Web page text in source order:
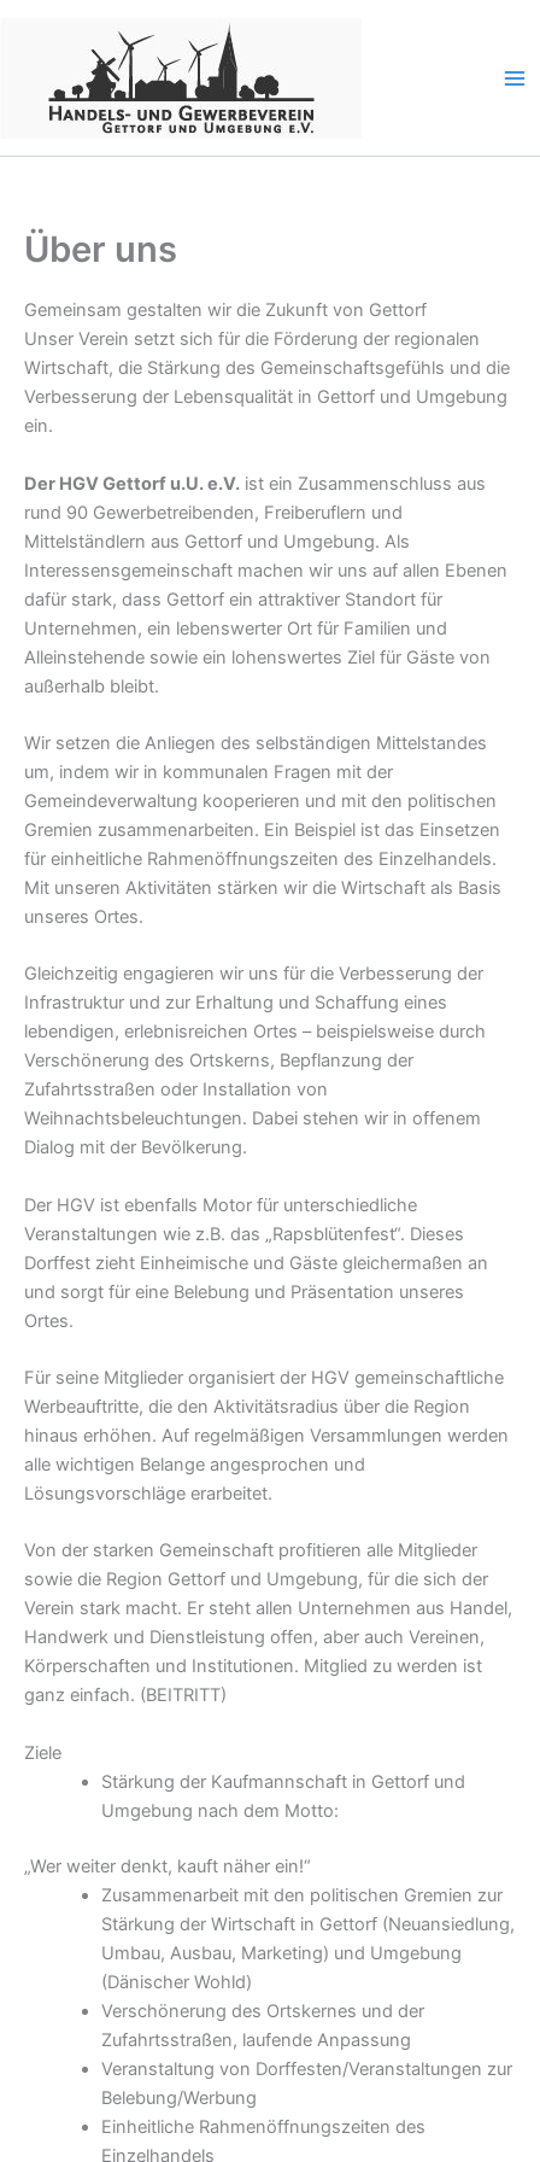
Über uns
Gemeinsam gestalten wir die Zukunft von Gettorf
Unser Verein setzt sich für die Förderung der regionalen
Wirtschaft, die Stärkung des Gemeinschaftsgefühls und die
Verbesserung der Lebensqualität in Gettorf und Umgebung
ein.
Der HGV Gettorf u.U. e.V. ist ein Zusammenschluss aus
rund 90 Gewerbetreibenden, Freiberuflern und
Mittelständlern aus Gettorf und Umgebung. Als
Interessensgemeinschaft machen wir uns auf allen Ebenen
dafür stark, dass Gettorf ein attraktiver Standort für
Unternehmen, ein lebenswerter Ort für Familien und
Alleinstehende sowie ein lohenswertes Ziel für Gäste von
außerhalb bleibt.
Wir setzen die Anliegen des selbständigen Mittelstandes
um, indem wir in kommunalen Fragen mit der
Gemeindeverwaltung kooperieren und mit den politischen
Gremien zusammenarbeiten. Ein Beispiel ist das Einsetzen
für einheitliche Rahmenöffnungszeiten des Einzelhandels.
Mit unseren Aktivitäten stärken wir die Wirtschaft als Basis
unseres Ortes.
Gleichzeitig engagieren wir uns für die Verbesserung der
Infrastruktur und zur Erhaltung und Schaffung eines
lebendigen, erlebnisreichen Ortes – beispielsweise durch
Verschönerung des Ortskerns, Bepflanzung der
Zufahrtsstraßen oder Installation von
Weihnachtsbeleuchtungen. Dabei stehen wir in offenem
Dialog mit der Bevölkerung.
Der HGV ist ebenfalls Motor für unterschiedliche
Veranstaltungen wie z.B. das „Rapsblütenfest“. Dieses
Dorffest zieht Einheimische und Gäste gleichermaßen an
und sorgt für eine Belebung und Präsentation unseres
Ortes.
Für seine Mitglieder organisiert der HGV gemeinschaftliche
Werbeauftritte, die den Aktivitätsradius über die Region
hinaus erhöhen. Auf regelmäßigen Versammlungen werden
alle wichtigen Belange angesprochen und
Lösungsvorschläge erarbeitet.
Von der starken Gemeinschaft profitieren alle Mitglieder
sowie die Region Gettorf und Umgebung, für die sich der
Verein stark macht. Er steht allen Unternehmen aus Handel,
Handwerk und Dienstleistung offen, aber auch Vereinen,
Körperschaften und Institutionen. Mitglied zu werden ist
ganz einfach. (BEITRITT)
Ziele
Stärkung der Kaufmannschaft in Gettorf und
Umgebung nach dem Motto:
„Wer weiter denkt, kauft näher ein!“
Zusammenarbeit mit den politischen Gremien zur
Stärkung der Wirtschaft in Gettorf (Neuansiedlung,
Umbau, Ausbau, Marketing) und Umgebung
(Dänischer Wohld)
Verschönerung des Ortskernes und der
Zufahrtsstraßen, laufende Anpassung
Veranstaltung von Dorffesten/Veranstaltungen zur
Belebung/Werbung
Einheitliche Rahmenöffnungszeiten des
Einzelhandels